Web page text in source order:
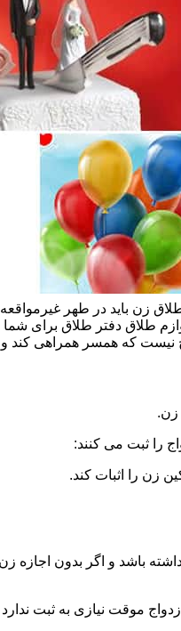
زن باید در طهر
طلاق دفتر طلاق برای شما
که همسر همراهی کند و
زن.
را ثبت می کنند:
زن را اثبات کند.
باشد و اگر بدون اجازه
موقت نیازی به ثبت ندارد